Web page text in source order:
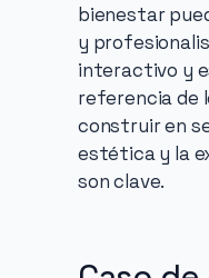
bienestar
y
interactivo y
referencia de
construir en
estética y la
son clave.